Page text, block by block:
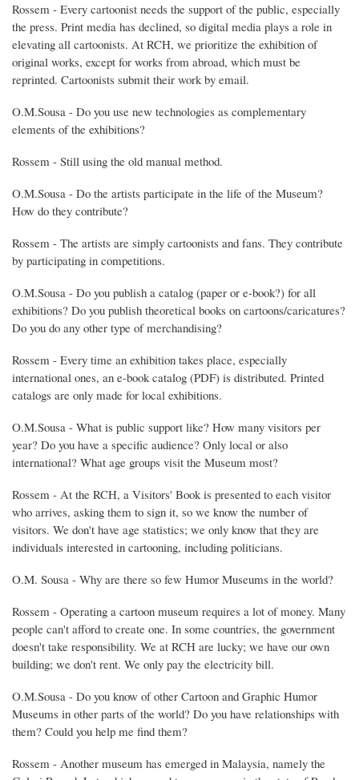
Rossem - Every cartoonist needs the support of the public, especially
the press. Print media has declined, so digital media plays a role in
elevating all cartoonists. At RCH, we prioritize the exhibition of
original works, except for works from abroad, which must be
reprinted. Cartoonists submit their work by email.
O.M.Sousa - Do you use new technologies as complementary
elements of the exhibitions?
Rossem - Still using the old manual method.
O.M.Sousa - Do the artists participate in the life of the Museum?
How do they contribute?
Rossem - The artists are simply cartoonists and fans. They contribute
by participating in competitions.
O.M.Sousa - Do you publish a catalog (paper or e-book?) for all
exhibitions? Do you publish theoretical books on cartoons/caricatures?
Do you do any other type of merchandising?
Rossem - Every time an exhibition takes place, especially
international ones, an e-book catalog (PDF) is distributed. Printed
catalogs are only made for local exhibitions.
O.M.Sousa - What is public support like? How many visitors per
year? Do you have a specific audience? Only local or also
international? What age groups visit the Museum most?
Rossem - At the RCH, a Visitors' Book is presented to each visitor
who arrives, asking them to sign it, so we know the number of
visitors. We don't have age statistics; we only know that they are
individuals interested in cartooning, including politicians.
O.M. Sousa - Why are there so few Humor Museums in the world?
Rossem - Operating a cartoon museum requires a lot of money. Many
people can't afford to create one. In some countries, the government
doesn't take responsibility. We at RCH are lucky; we have our own
building; we don't rent. We only pay the electricity bill.
O.M.Sousa - Do you know of other Cartoon and Graphic Humor
Museums in other parts of the world? Do you have relationships with
them? Could you help me find them?
Rossem - Another museum has emerged in Malaysia, namely the